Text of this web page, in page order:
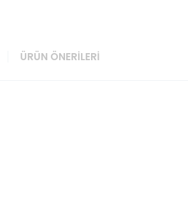
ÜRÜN ÖNERILERI